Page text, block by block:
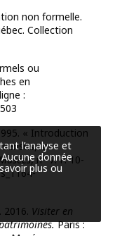
non formelle.
Collection
ou
en
:
« Introduction
la
, n° 7. P. 10-
2016. Visiter en
Paris :
l’analyse et
donnée
plus ou